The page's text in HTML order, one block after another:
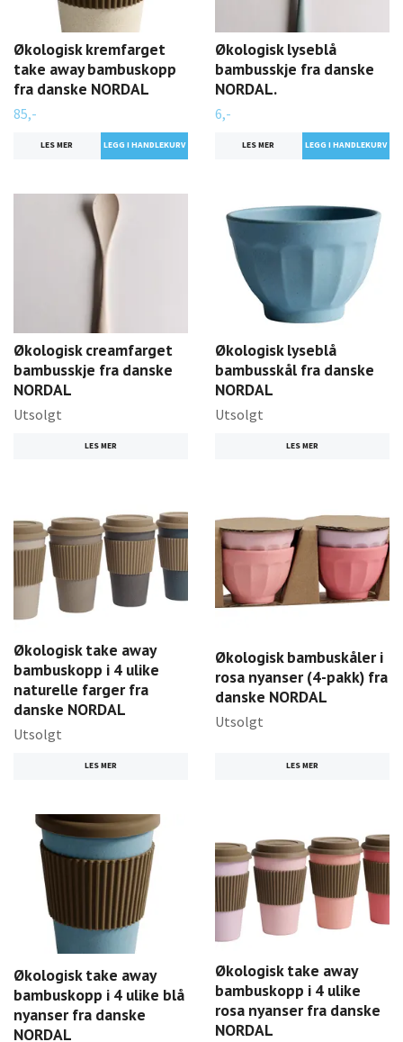
Økologisk kremfarget
take away bambuskopp
fra danske NORDAL
85,-
LES MER
Økologisk lyseblå
bambusskje fra danske
NORDAL.
6,-
LES MER
Økologisk creamfarget
bambusskje fra danske
NORDAL
Utsolgt
LES MER
Økologisk lyseblå
bambusskål fra danske
NORDAL
Utsolgt
LES MER
Økologisk take away
bambuskopp i 4 ulike
naturelle farger fra
danske NORDAL
Utsolgt
LES MER
Økologisk bambuskåler i
rosa nyanser (4-pakk) fra
danske NORDAL
Utsolgt
LES MER
Økologisk take away
bambuskopp i 4 ulike blå
nyanser fra danske
NORDAL
Økologisk take away
bambuskopp i 4 ulike
rosa nyanser fra danske
NORDAL